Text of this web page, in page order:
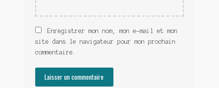
Enregistrer mon nom, mon e-mail et mon
site dans le navigateur pour mon prochain
commentaire.